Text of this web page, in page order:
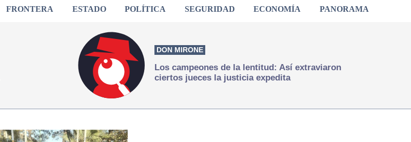
FRONTERA ESTADO POLÍTICA SEGURIDAD ECONOMÍA PANORAMA
DON MIRONE
Los campeones de la lentitud: Así extraviaron
ciertos jueces la justicia expedita